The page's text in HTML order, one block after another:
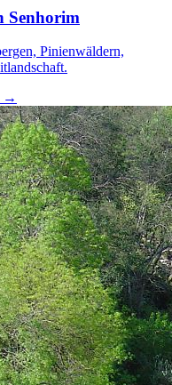
Senhorim
Pinienwäldern,
→